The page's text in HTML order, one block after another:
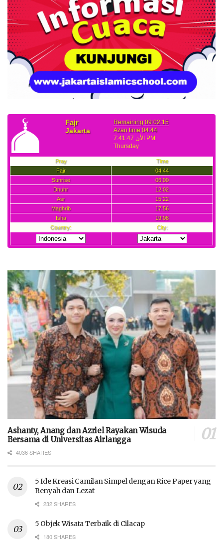
Ashanty, Anang dan Azriel Rayakan Wisuda
Bersama di Universitas Airlangga
4036 SHARES
5 Ide Kreasi Camilan Simpel dengan Rice Paper yang
Renyah dan Lezat
232 SHARES
5 Objek Wisata Terbaik di Cilacap
180 SHARES